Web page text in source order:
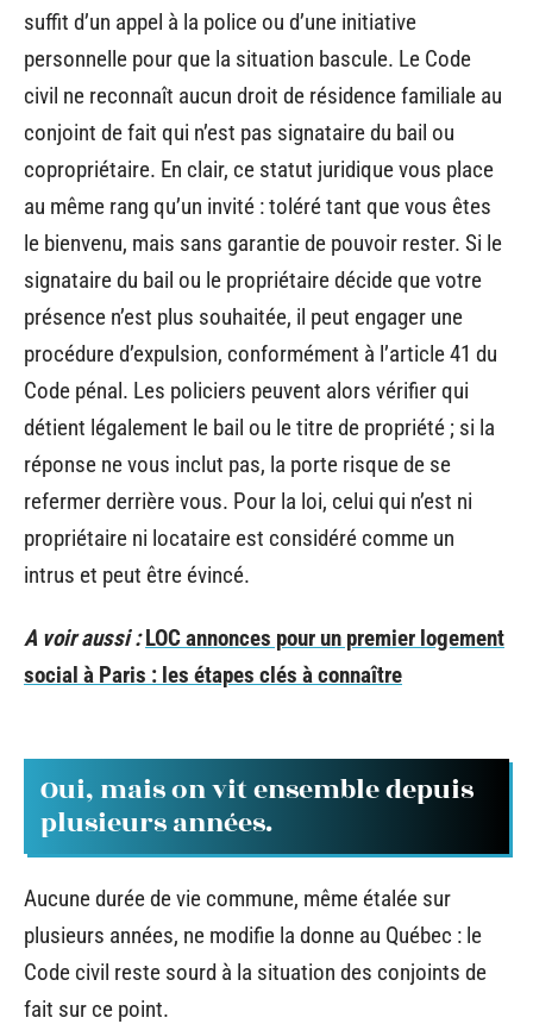
suffit d’un appel à la police ou d’une initiative
personnelle pour que la situation bascule. Le Code
civil ne reconnaît aucun droit de résidence familiale au
conjoint de fait qui n’est pas signataire du bail ou
copropriétaire. En clair, ce statut juridique vous place
au même rang qu’un invité : toléré tant que vous êtes
le bienvenu, mais sans garantie de pouvoir rester. Si le
signataire du bail ou le propriétaire décide que votre
présence n’est plus souhaitée, il peut engager une
procédure d’expulsion, conformément à l’article 41 du
Code pénal. Les policiers peuvent alors vérifier qui
détient légalement le bail ou le titre de propriété ; si la
réponse ne vous inclut pas, la porte risque de se
refermer derrière vous. Pour la loi, celui qui n’est ni
propriétaire ni locataire est considéré comme un
intrus et peut être évincé.
A voir aussi : LOC annonces pour un premier logement
social à Paris : les étapes clés à connaître
Oui, mais on vit ensemble depuis
plusieurs années.
Aucune durée de vie commune, même étalée sur
plusieurs années, ne modifie la donne au Québec : le
Code civil reste sourd à la situation des conjoints de
fait sur ce point.